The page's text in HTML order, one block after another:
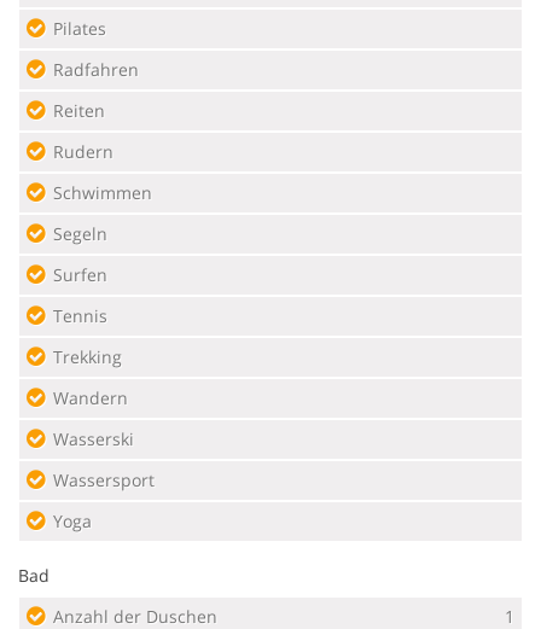
Pilates
Radfahren
Reiten
Rudern
Schwimmen
Segeln
Surfen
Tennis
Trekking
Wandern
Wasserski
Wassersport
Yoga
Bad
Anzahl der Duschen
1